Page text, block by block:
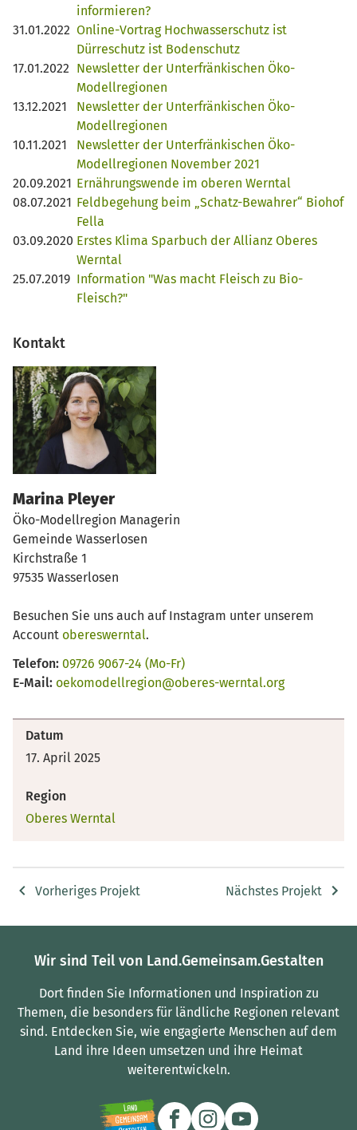
informieren?
31.01.2022 Online-Vortrag Hochwasserschutz ist
Dürreschutz ist Bodenschutz
17.01.2022 Newsletter der Unterfränkischen Öko-
Modellregionen
13.12.2021
Newsletter der Unterfränkischen Öko-
Modellregionen
10.11.2021
Newsletter der Unterfränkischen Öko-
Modellregionen November 2021
20.09.2021 Ernährungswende im oberen Werntal
08.07.2021 Feldbegehung beim „Schatz-Bewahrer“ Biohof
Fella
03.09.2020 Erstes Klima Sparbuch der Allianz Oberes
Werntal
25.07.2019 Information "Was macht Fleisch zu Bio-
Fleisch?"
Kontakt
Marina Pleyer
Öko-Modellregion Managerin
Gemeinde Wasserlosen
Kirchstraße 1
97535 Wasserlosen
Besuchen Sie uns auch auf Instagram unter unserem
Account obereswerntal.
Telefon: 09726 9067-24 (Mo-Fr)
E-Mail: oekomodellregion@oberes-werntal.org
Datum
17. April 2025
Region
Oberes Werntal
Vorheriges Projekt Nächstes Projekt
Wir sind Teil von Land.Gemeinsam.Gestalten
Dort finden Sie Informationen und Inspiration zu
Themen, die besonders für ländliche Regionen relevant
sind. Entdecken Sie, wie engagierte Menschen auf dem
Land ihre Ideen umsetzen und ihre Heimat
weiterentwickeln.